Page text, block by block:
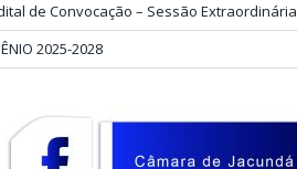
de Convocação – Sessão Extraordinária
2025-2028